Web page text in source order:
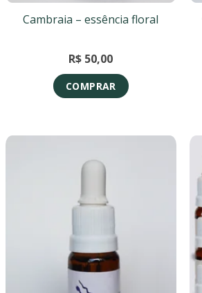
Cambraia – essência floral
R$ 50,00
COMPRAR